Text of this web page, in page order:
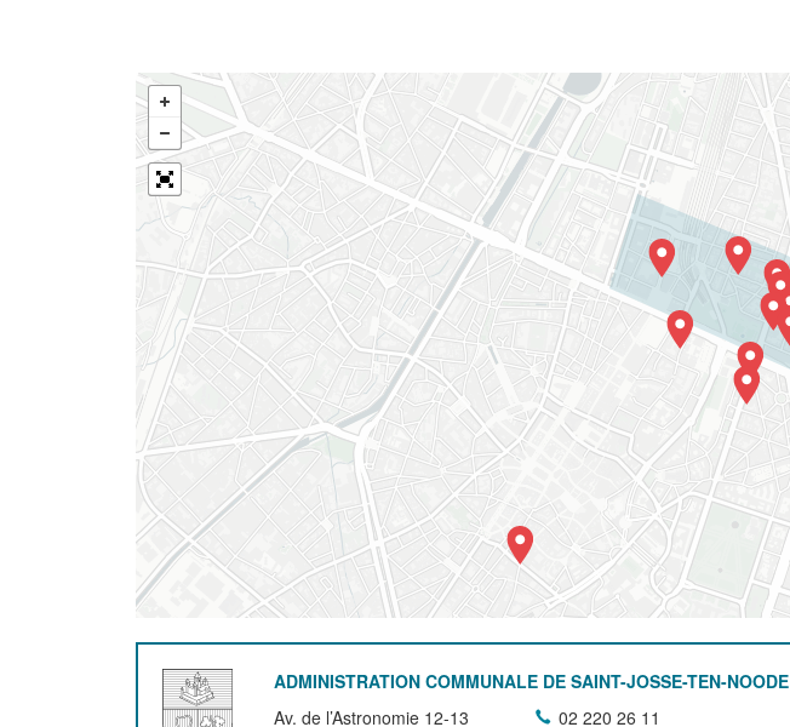
ADMINISTRATION COMMUNALE DE SAINT-JOSSE-TEN-NOODE
Av. de l’Astronomie 12-13
02 220 26 11